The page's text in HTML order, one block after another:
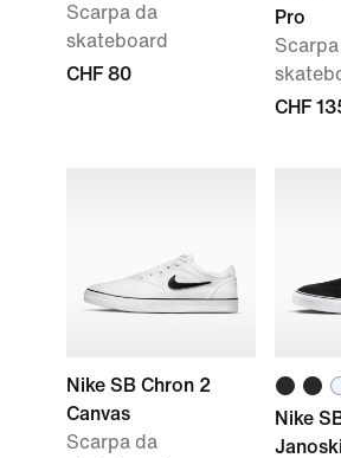
Scarpa da
skateboard
CHF 80
Pro
CHF
Nike SB Chron 2
Canvas
Scarpa da
Nike